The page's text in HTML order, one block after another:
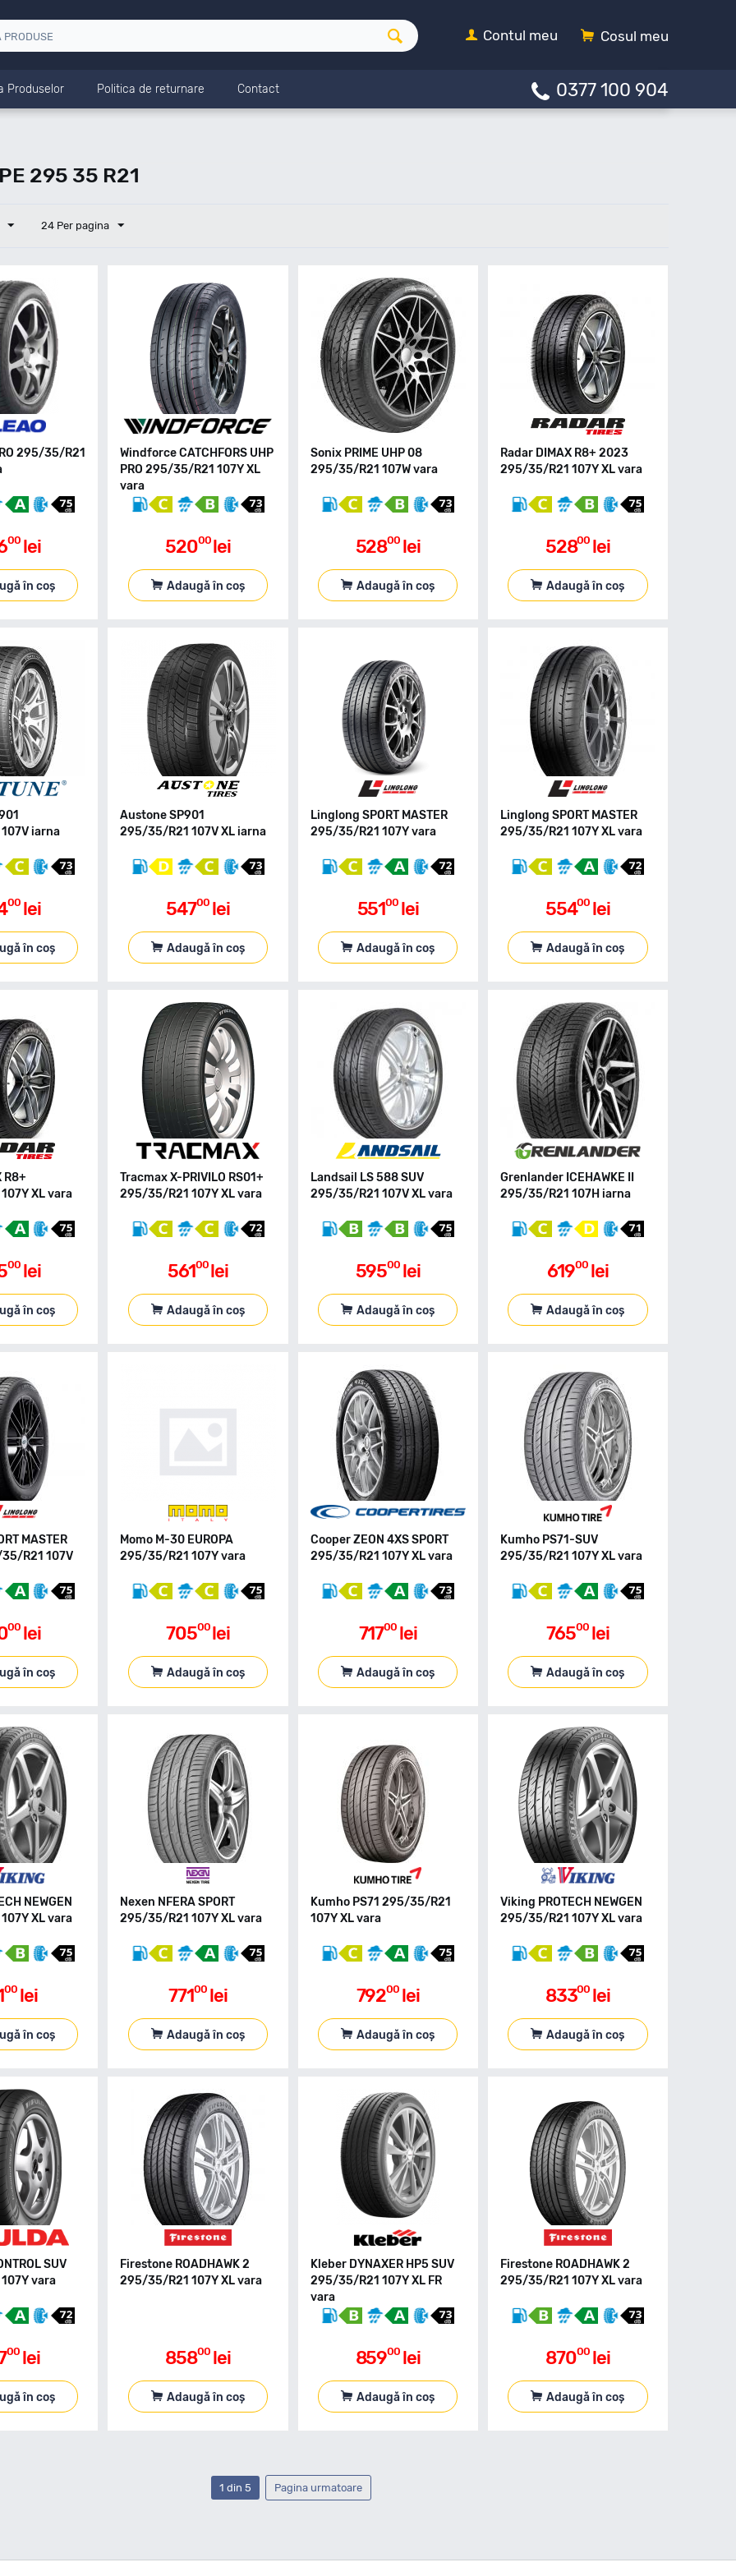
Cosul meu
Contul meu
Produselor Politica de returnare Contact 0377 100 904
295 35 R21
24 Per pagina
295/35/R21
00 lei
în coș
Windforce CATCHFORS UHP
PRO 295/35/R21 107Y XL
vara
52000 lei
Adaugă în coș
Sonix PRIME UHP 08
295/35/R21 107W vara
52800 lei
Adaugă în coș
Radar DIMAX R8+ 2023
295/35/R21 107Y XL vara
52800 lei
Adaugă în coș
iarna
00 lei
în coș
Austone SP901
295/35/R21 107V XL iarna
54700 lei
Adaugă în coș
Linglong SPORT MASTER
295/35/R21 107Y vara
55100 lei
Adaugă în coș
Linglong SPORT MASTER
295/35/R21 107Y XL vara
55400 lei
Adaugă în coș
R8+
XL vara
00 lei
în coș
Tracmax X-PRIVILO RS01+
295/35/R21 107Y XL vara
56100 lei
Adaugă în coș
Landsail LS 588 SUV
295/35/R21 107V XL vara
59500 lei
Adaugă în coș
Grenlander ICEHAWKE II
295/35/R21 107H iarna
61900 lei
Adaugă în coș
MASTER
35/R21 107V
00 lei
în coș
Momo M-30 EUROPA
295/35/R21 107Y vara
70500 lei
Adaugă în coș
Cooper ZEON 4XS SPORT
295/35/R21 107Y XL vara
71700 lei
Adaugă în coș
Kumho PS71-SUV
295/35/R21 107Y XL vara
76500 lei
Adaugă în coș
NEWGEN
XL vara
00 lei
în coș
Nexen NFERA SPORT
295/35/R21 107Y XL vara
77100 lei
Adaugă în coș
Kumho PS71 295/35/R21
107Y XL vara
79200 lei
Adaugă în coș
Viking PROTECH NEWGEN
295/35/R21 107Y XL vara
83300 lei
Adaugă în coș
SUV
vara
00 lei
în coș
Firestone ROADHAWK 2
295/35/R21 107Y XL vara
85800 lei
Adaugă în coș
Kleber DYNAXER HP5 SUV
295/35/R21 107Y XL FR
vara
85900 lei
Adaugă în coș
Firestone ROADHAWK 2
295/35/R21 107Y XL vara
87000 lei
Adaugă în coș
1 din 5 Pagina urmatoare